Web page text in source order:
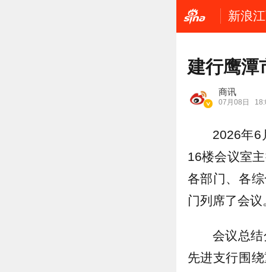
新浪
建行鹰潭
商讯
07月08日
2026年6
16楼会议室
各部门、各
门列席了会议
会议总
先进支行围